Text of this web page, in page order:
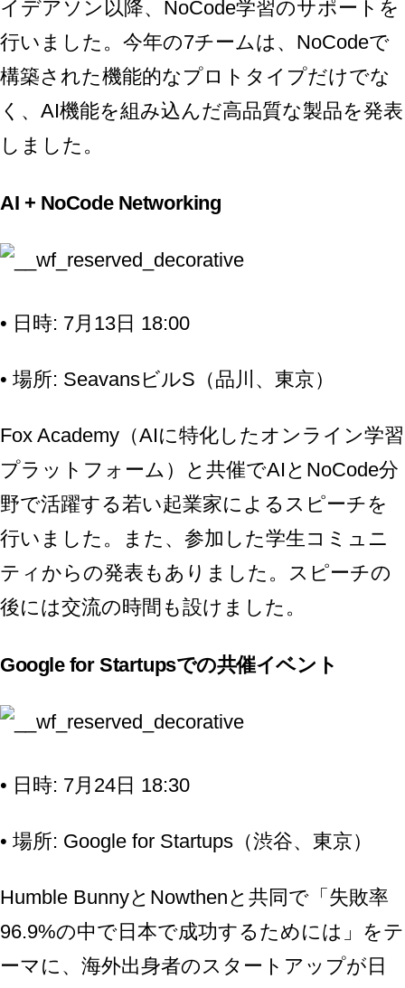
イデアソン以降、NoCode学習のサポートを
行いました。今年の7チームは、NoCodeで
構築された機能的なプロトタイプだけでな
く、AI機能を組み込んだ高品質な製品を発表
しました。
AI + NoCode Networking
• 日時: 7月13日 18:00
• 場所: SeavansビルS（品川、東京）
Fox Academy（AIに特化したオンライン学習
プラットフォーム）と共催でAIとNoCode分
野で活躍する若い起業家によるスピーチを
行いました。また、参加した学生コミュニ
ティからの発表もありました。スピーチの
後には交流の時間も設けました。
Google for Startupsでの共催イベント
• 日時: 7月24日 18:30
• 場所: Google for Startups（渋谷、東京）
Humble BunnyとNowthenと共同で「失敗率
96.9%の中で日本で成功するためには」をテ
ーマに、海外出身者のスタートアップが日